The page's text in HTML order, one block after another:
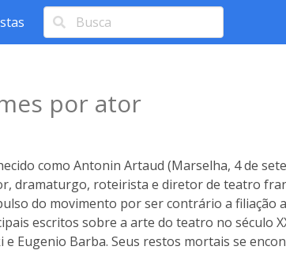
por ator
como Antonin Artaud (Marselha, 4 de
dramaturgo, roteirista e diretor de teatro
do movimento por ser contrário a filiação
escritos sobre a arte do teatro no século
Eugenio Barba. Seus restos mortais se